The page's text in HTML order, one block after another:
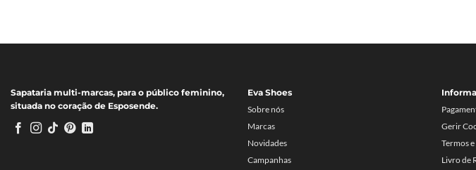
Sapataria multi-marcas, para o público feminino,
situada no coração de Esposende.
Eva Shoes
Sobre nós
Marcas
Novidades
Campanhas
Gerir
Termos
Livro de